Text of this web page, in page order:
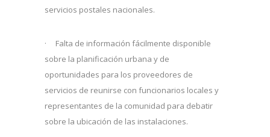
servicios postales nacionales.
· Falta de información fácilmente disponible
sobre la planificación urbana y de
oportunidades para los proveedores de
servicios de reunirse con funcionarios locales y
representantes de la comunidad para debatir
sobre la ubicación de las instalaciones.